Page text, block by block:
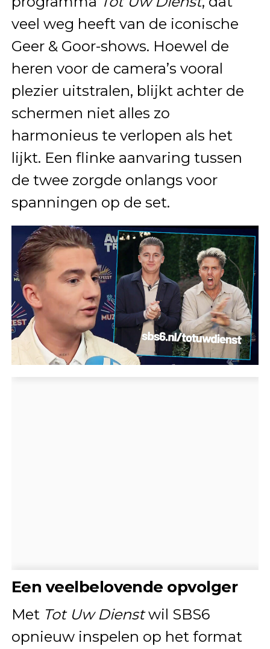
veel weg heeft van de iconische
Geer & Goor-shows. Hoewel de
heren voor de camera’s vooral
plezier uitstralen, blijkt achter de
schermen niet alles zo
harmonieus te verlopen als het
lijkt. Een flinke aanvaring tussen
de twee zorgde onlangs voor
spanningen op de set.
Een veelbelovende opvolger
Met Tot Uw Dienstwil SBS6
opnieuw inspelen op het format